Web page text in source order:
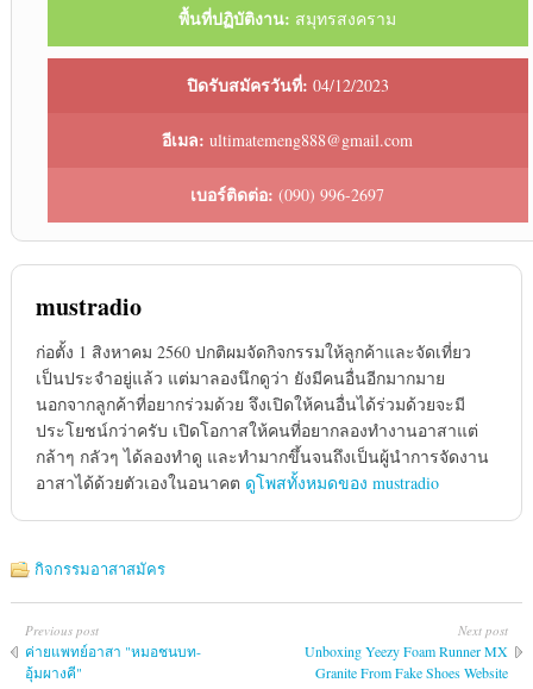
พื้นที่ปฏิบัติงาน: สมุทรสงคราม
ปิดรับสมัครวันที่: 04/12/2023
อีเมล: ultimatemeng888@gmail.com
เบอร์ติดต่อ: (090) 996-2697
mustradio
ก่อตั้ง 1 สิงหาคม 2560 ปกติผมจัดกิจกรรมให้ลูกค้าและจัดเที่ยว
เป็นประจำอยู่แล้ว แต่มาลองนึกดูว่า ยังมีคนอื่นอีกมากมาย
นอกจากลูกค้าที่อยากร่วมด้วย จึงเปิดให้คนอื่นได้ร่วมด้วยจะมี
ประโยชน์กว่าครับ เปิดโอกาสให้คนที่อยากลองทำงานอาสาแต่
กล้าๆ กลัวๆ ได้ลองทำดู และทำมากขึ้นจนถึงเป็นผู้นำการจัดงาน
อาสาได้ด้วยตัวเองในอนาคต ดูโพสทั้งหมดของ mustradio
กิจกรรมอาสาสมัคร
Previous post
ค่ายแพทย์อาสา "หมอชนบท-
อุ้มผางคี"
Next post
Unboxing Yeezy Foam Runner MX
Granite From Fake Shoes Website